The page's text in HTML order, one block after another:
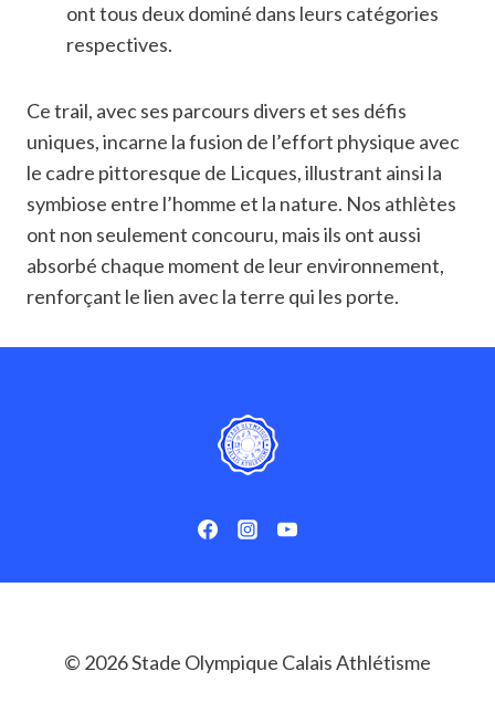
ont tous deux dominé dans leurs catégories
respectives.
Ce trail, avec ses parcours divers et ses défis
uniques, incarne la fusion de l’effort physique avec
le cadre pittoresque de Licques, illustrant ainsi la
symbiose entre l’homme et la nature. Nos athlètes
ont non seulement concouru, mais ils ont aussi
absorbé chaque moment de leur environnement,
renforçant le lien avec la terre qui les porte.
© 2026 Stade Olympique Calais Athlétisme